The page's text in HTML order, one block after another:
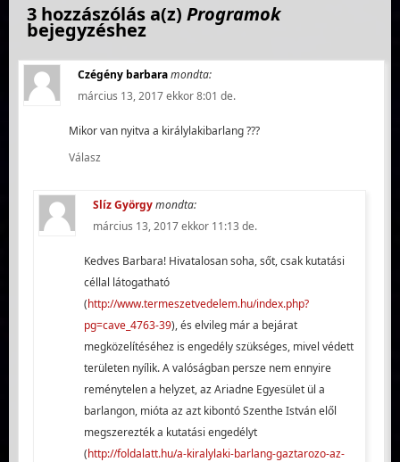
3 hozzászólás a(z) Programok
bejegyzéshez
Czégény barbaramondta:
március 13, 2017 ekkor 8:01 de.
Mikor van nyitva a királylakibarlang ???
Válasz
Slíz Györgymondta:
március 13, 2017 ekkor 11:13 de.
Kedves Barbara! Hivatalosan soha, sőt, csak kutatási
céllal látogatható
(http://www.termeszetvedelem.hu/index.php?
pg=cave_4763-39), és elvileg már a bejárat
megközelítéséhez is engedély szükséges, mivel védett
területen nyílik. A valóságban persze nem ennyire
reménytelen a helyzet, az Ariadne Egyesület ül a
barlangon, mióta az azt kibontó Szenthe István elől
megszerezték a kutatási engedélyt
(http://foldalatt.hu/a-kiralylaki-barlang-gaztarozo-az-